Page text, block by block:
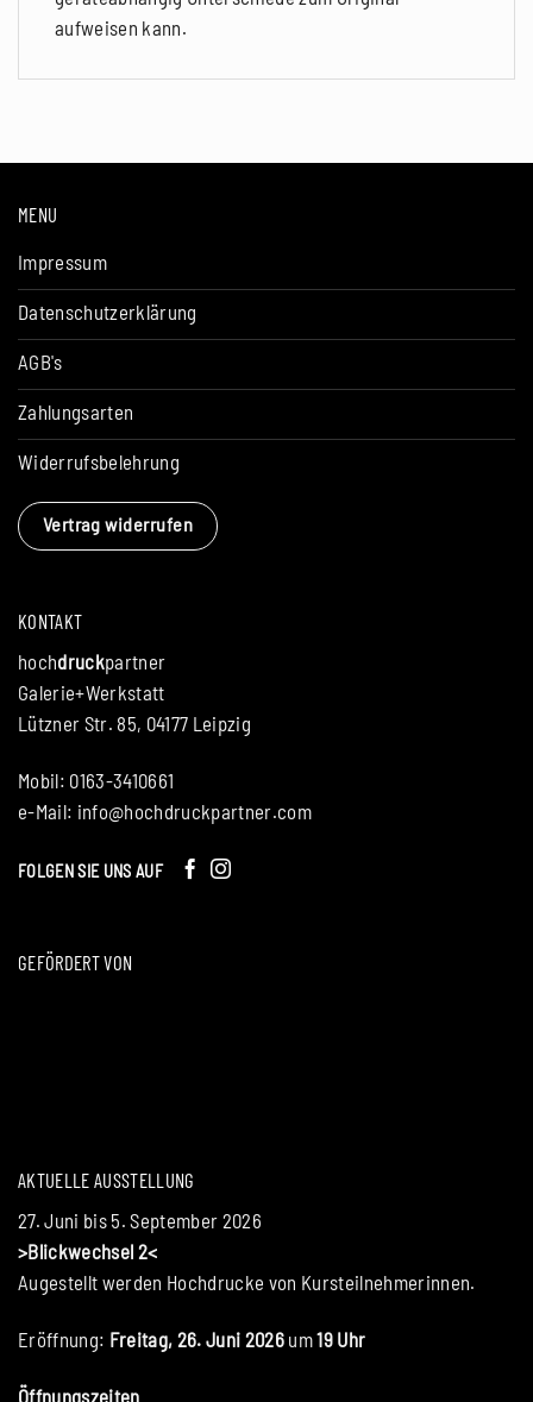
aufweisen kann.
KONTAKT
hochdruckpartner
Galerie+Werkstatt
Lützner Str. 85, 04177 Leipzig
Mobil: 0163-3410661
e-Mail: info@hochdruckpartner.com
FOLGEN SIE UNS AUF
GEFÖRDERT VON
AKTUELLE AUSSTELLUNG
27. Juni bis 5. September 2026
>Blickwechsel 2<
Augestellt werden Hochdrucke von Kursteilnehmerinnen.
Eröffnung: Freitag, 26. Juni 2026 um19 Uhr
Öffnungszeiten
MENU
Impressum
Datenschutzerklärung
AGB's
Zahlungsarten
Widerrufsbelehrung
Vertrag widerrufen